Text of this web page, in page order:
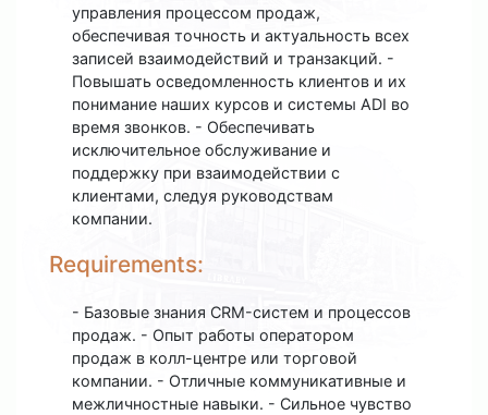
управления процессом продаж,
обеспечивая точность и актуальность всех
записей взаимодействий и транзакций. -
Повышать осведомленность клиентов и их
понимание наших курсов и системы ADI во
время звонков. - Обеспечивать
исключительное обслуживание и
поддержку при взаимодействии с
клиентами, следуя руководствам
компании.
Requirements:
- Базовые знания CRM-систем и процессов
продаж. - Опыт работы оператором
продаж в колл-центре или торговой
компании. - Отличные коммуникативные и
межличностные навыки. - Сильное чувство